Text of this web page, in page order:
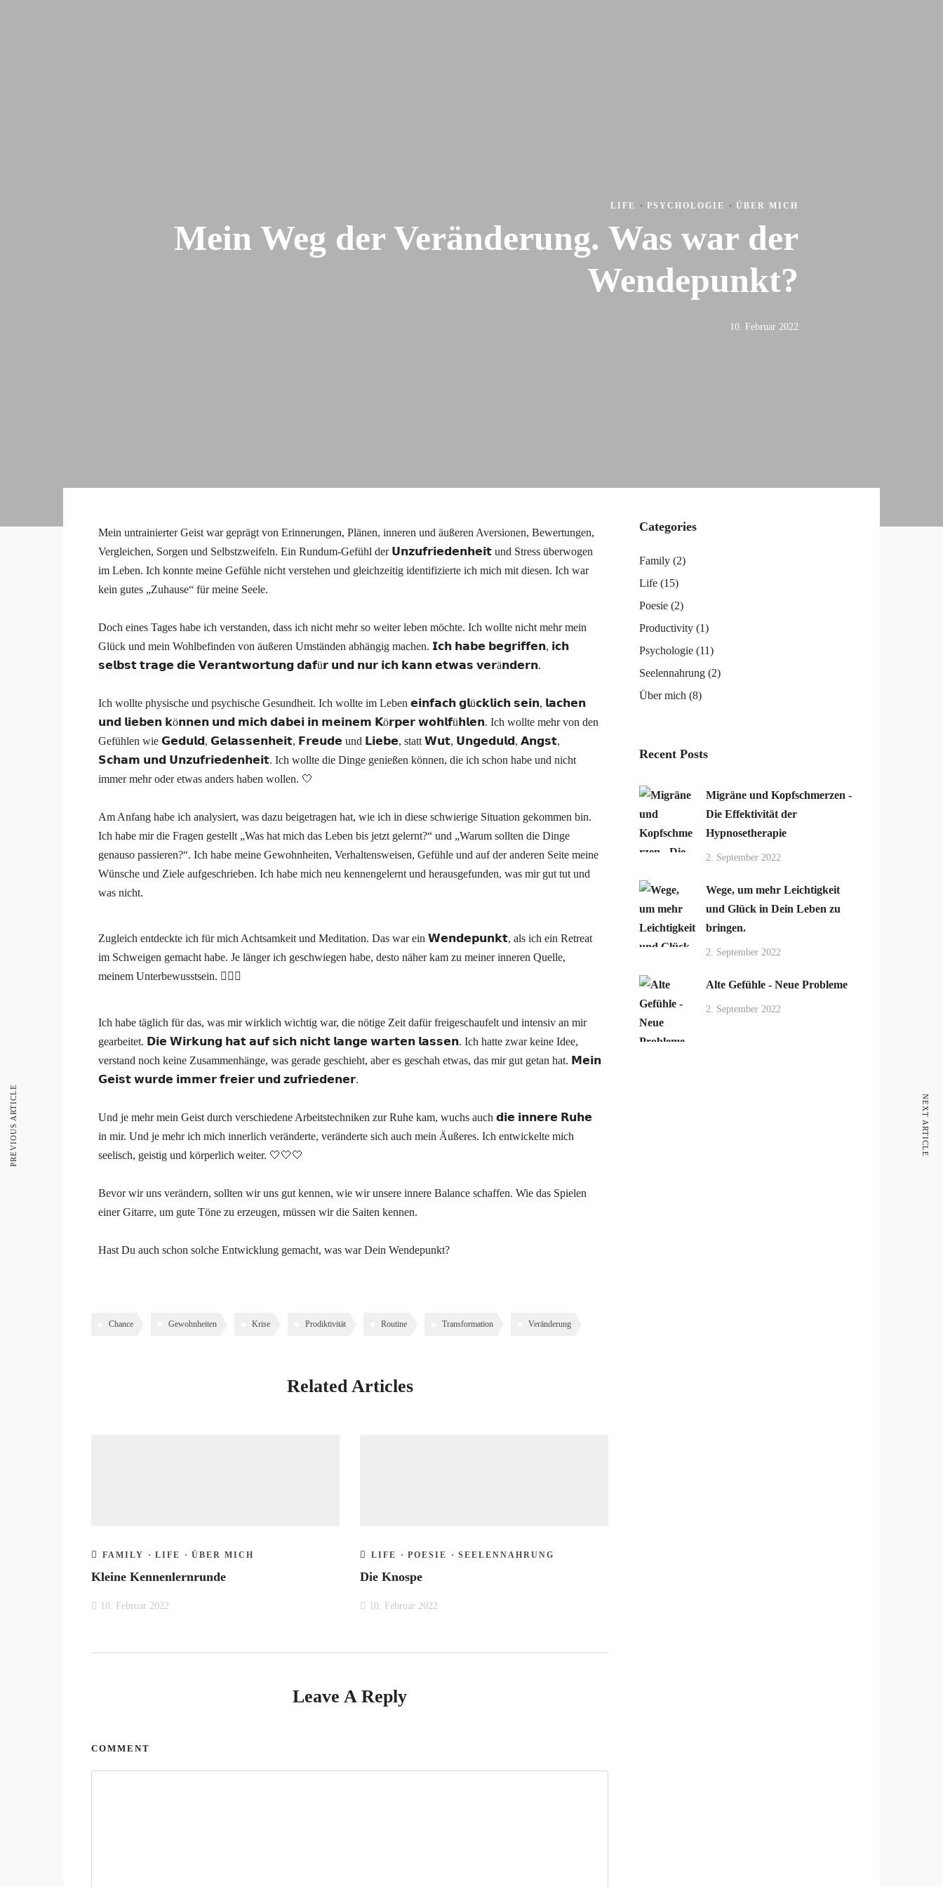
LIFE · PSYCHOLOGIE · ÜBER MICH
Mein Weg der Veränderung. Was war der
Wendepunkt?
10. Februar 2022
Mein untrainierter Geist war geprägt von Erinnerungen, Plänen, inneren und äußeren Aversionen, Bewertungen,
Vergleichen, Sorgen und Selbstzweifeln. Ein Rundum-Gefühl der 𝗨𝗻𝘇𝘂𝗳𝗿𝗶𝗲𝗱𝗲𝗻𝗵𝗲𝗶𝘁 und Stress überwogen
im Leben. Ich konnte meine Gefühle nicht verstehen und gleichzeitig identifizierte ich mich mit diesen. Ich war
kein gutes „Zuhause“ für meine Seele.
Doch eines Tages habe ich verstanden, dass ich nicht mehr so weiter leben möchte. Ich wollte nicht mehr mein
Glück und mein Wohlbefinden von äußeren Umständen abhängig machen. 𝗜𝗰𝗵 𝗵𝗮𝗯𝗲 𝗯𝗲𝗴𝗿𝗶𝗳𝗳𝗲𝗻, 𝗶𝗰𝗵
𝘀𝗲𝗹𝗯𝘀𝘁 𝘁𝗿𝗮𝗴𝗲 𝗱𝗶𝗲 𝗩𝗲𝗿𝗮𝗻𝘁𝘄𝗼𝗿𝘁𝘂𝗻𝗴 𝗱𝗮𝗳ü𝗿 𝘂𝗻𝗱 𝗻𝘂𝗿 𝗶𝗰𝗵 𝗸𝗮𝗻𝗻 𝗲𝘁𝘄𝗮𝘀 𝘃𝗲𝗿ä𝗻𝗱𝗲𝗿𝗻.
Ich wollte physische und psychische Gesundheit. Ich wollte im Leben 𝗲𝗶𝗻𝗳𝗮𝗰𝗵 𝗴𝗹ü𝗰𝗸𝗹𝗶𝗰𝗵 𝘀𝗲𝗶𝗻, 𝗹𝗮𝗰𝗵𝗲𝗻
𝘂𝗻𝗱 𝗹𝗶𝗲𝗯𝗲𝗻 𝗸ö𝗻𝗻𝗲𝗻 𝘂𝗻𝗱 𝗺𝗶𝗰𝗵 𝗱𝗮𝗯𝗲𝗶 𝗶𝗻 𝗺𝗲𝗶𝗻𝗲𝗺 𝗞ö𝗿𝗽𝗲𝗿 𝘄𝗼𝗵𝗹𝗳ü𝗵𝗹𝗲𝗻. Ich wollte mehr von den
Gefühlen wie 𝗚𝗲𝗱𝘂𝗹𝗱, 𝗚𝗲𝗹𝗮𝘀𝘀𝗲𝗻𝗵𝗲𝗶𝘁, 𝗙𝗿𝗲𝘂𝗱𝗲 und 𝗟𝗶𝗲𝗯𝗲, statt 𝗪𝘂𝘁, 𝗨𝗻𝗴𝗲𝗱𝘂𝗹𝗱, 𝗔𝗻𝗴𝘀𝘁,
𝗦𝗰𝗵𝗮𝗺 𝘂𝗻𝗱 𝗨𝗻𝘇𝘂𝗳𝗿𝗶𝗲𝗱𝗲𝗻𝗵𝗲𝗶𝘁. Ich wollte die Dinge genießen können, die ich schon habe und nicht
immer mehr oder etwas anders haben wollen. 🤍
Am Anfang habe ich analysiert, was dazu beigetragen hat, wie ich in diese schwierige Situation gekommen bin.
Ich habe mir die Fragen gestellt „Was hat mich das Leben bis jetzt gelernt?“ und „Warum sollten die Dinge
genauso passieren?“. Ich habe meine Gewohnheiten, Verhaltensweisen, Gefühle und auf der anderen Seite meine
Wünsche und Ziele aufgeschrieben. Ich habe mich neu kennengelernt und herausgefunden, was mir gut tut und
was nicht.
Zugleich entdeckte ich für mich Achtsamkeit und Meditation. Das war ein 𝗪𝗲𝗻𝗱𝗲𝗽𝘂𝗻𝗸𝘁, als ich ein Retreat
im Schweigen gemacht habe. Je länger ich geschwiegen habe, desto näher kam zu meiner inneren Quelle,
meinem Unterbewusstsein. 🧘🏼‍♀️
Ich habe täglich für das, was mir wirklich wichtig war, die nötige Zeit dafür freigeschaufelt und intensiv an mir
gearbeitet. 𝗗𝗶𝗲 𝗪𝗶𝗿𝗸𝘂𝗻𝗴 𝗵𝗮𝘁 𝗮𝘂𝗳 𝘀𝗶𝗰𝗵 𝗻𝗶𝗰𝗵𝘁 𝗹𝗮𝗻𝗴𝗲 𝘄𝗮𝗿𝘁𝗲𝗻 𝗹𝗮𝘀𝘀𝗲𝗻. Ich hatte zwar keine Idee,
verstand noch keine Zusammenhänge, was gerade geschieht, aber es geschah etwas, das mir gut getan hat. 𝗠𝗲𝗶𝗻
𝗚𝗲𝗶𝘀𝘁 𝘄𝘂𝗿𝗱𝗲 𝗶𝗺𝗺𝗲𝗿 𝗳𝗿𝗲𝗶𝗲𝗿 𝘂𝗻𝗱 𝘇𝘂𝗳𝗿𝗶𝗲𝗱𝗲𝗻𝗲𝗿.
Und je mehr mein Geist durch verschiedene Arbeitstechniken zur Ruhe kam, wuchs auch 𝗱𝗶𝗲 𝗶𝗻𝗻𝗲𝗿𝗲 𝗥𝘂𝗵𝗲
in mir. Und je mehr ich mich innerlich veränderte, veränderte sich auch mein Äußeres. Ich entwickelte mich
seelisch, geistig und körperlich weiter. 🤍🤍🤍
Bevor wir uns verändern, sollten wir uns gut kennen, wie wir unsere innere Balance schaffen. Wie das Spielen
einer Gitarre, um gute Töne zu erzeugen, müssen wir die Saiten kennen.
Hast Du auch schon solche Entwicklung gemacht, was war Dein Wendepunkt?
Chance Gewohnheiten Krise Prodiktivität Routine Transformation Veränderung
Related Articles
FAMILY · LIFE · ÜBER MICH
Kleine Kennenlernrunde
10. Februar 2022
LIFE ·POESIE ·SEELENNAHRUNG
Die Knospe
10. Februar 2022
Leave A Reply
COMMENT
PREVIOUS ARTICLE NEXT ARTICLE
Categories
Family(2)
Life(15)
Poesie(2)
Productivity(1)
Psychologie(11)
Seelennahrung(2)
Über mich (8)
Recent Posts
Migräne und Kopfschmerzen -
Die Effektivität der
Hypnosetherapie
2. September 2022
Wege, um mehr Leichtigkeit
und Glück in Dein Leben zu
bringen.
2. September 2022
Alte Gefühle - Neue Probleme
2. September 2022